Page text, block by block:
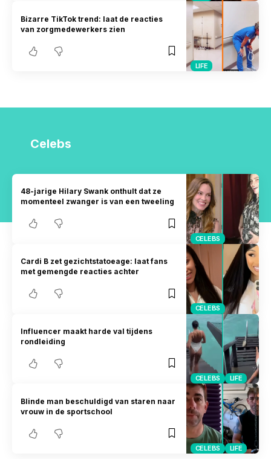
LIFE
Bizarre TikTok trend: laat de reacties
van zorgmedewerkers zien
Celebs
CELEBS
48-jarige Hilary Swank onthult dat ze
momenteel zwanger is van een tweeling
CELEBS
Cardi B zet gezichtstatoeage: laat fans
met gemengde reacties achter
CELEBS LIFE
Influencer maakt harde val tijdens
rondleiding
CELEBS LIFE
Blinde man beschuldigd van staren naar
vrouw in de sportschool